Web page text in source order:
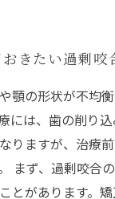
きたい過剰咬
顎の形状が不均
には、歯の削り
りますが、治療
まず、過剰咬合
とがあります。